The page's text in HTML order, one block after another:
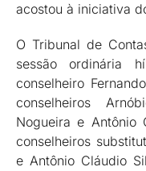
acostou à iniciativa
O Tribunal de
sessão ordinária
conselheiro
conselheiros
Nogueira e Antônio
conselheiros
e Antônio Cláudio